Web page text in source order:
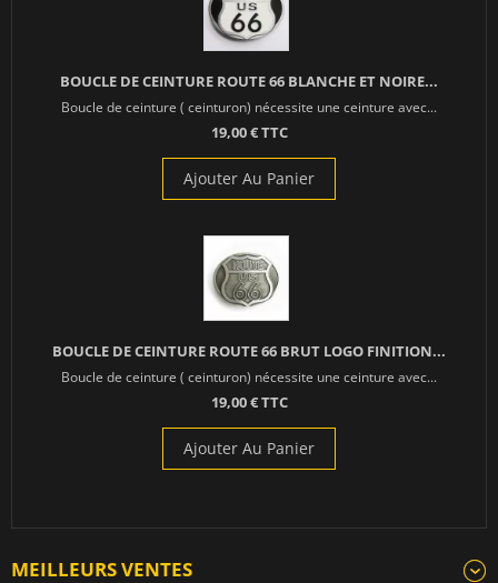
BOUCLE DE CEINTURE ROUTE 66 BLANCHE ET NOIRE...
Boucle de ceinture ( ceinturon) nécessite une ceinture avec...
19,00 € TTC
Ajouter Au Panier
BOUCLE DE CEINTURE ROUTE 66 BRUT LOGO FINITION...
Boucle de ceinture ( ceinturon) nécessite une ceinture avec...
19,00 € TTC
Ajouter Au Panier
MEILLEURS VENTES